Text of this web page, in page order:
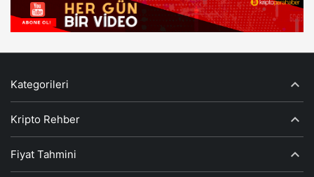
Kategorileri
Kripto Rehber
Fiyat Tahmini